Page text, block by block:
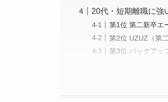
20代・短期離職に強
第1位 第二新卒エ
第2位 UZUZ（第
第3位 バックアッ